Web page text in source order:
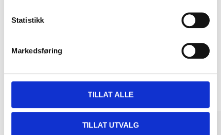
Statistikk
Markedsføring
TILLAT ALLE
TILLAT UTVALG
Relaterte produkter